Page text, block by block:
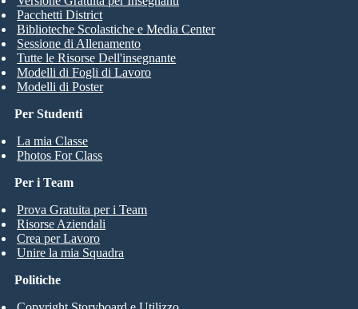
Per Studenti
La mia Classe
Photos For Class
Pacchetti District
Biblioteche Scolastiche e Media Center
Sessione di Allenamento
Tutte le Risorse Dell'insegnante
Modelli di Fogli di Lavoro
Modelli di Poster
Per i Team
Prova Gratuita per i Team
Risorse Aziendali
Crea per Lavoro
Unire la mia Squadra
Politiche